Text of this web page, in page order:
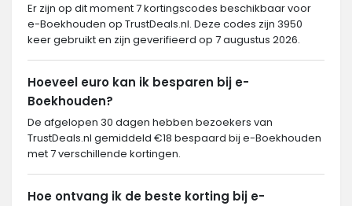
Er zijn op dit moment 7 kortingscodes beschikbaar voor
e-Boekhouden op TrustDeals.nl. Deze codes zijn 3950
keer gebruikt en zijn geverifieerd op 7 augustus 2026.
Hoeveel euro kan ik besparen bij e-
Boekhouden?
De afgelopen 30 dagen hebben bezoekers van
TrustDeals.nl gemiddeld €18 bespaard bij e-Boekhouden
met 7 verschillende kortingen.
Hoe ontvang ik de beste korting bij e-